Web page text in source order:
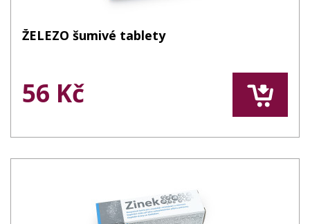
ŽELEZO šumivé tablety
56 Kč